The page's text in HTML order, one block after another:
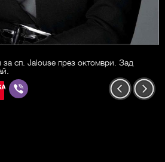
сп. Jalouse през октомври. Зад